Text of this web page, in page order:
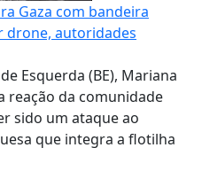
Gaza com bandeira
autoridades
Esquerda (BE), Mariana
reação da comunidade
sido um ataque ao
que integra a flotilha